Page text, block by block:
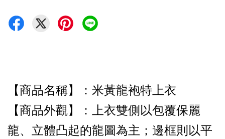
【商品名稱】：米黃龍袍特上衣
【商品外觀】：上衣雙側以包覆保麗
龍、立體凸起的龍圖為主；邊框則以平